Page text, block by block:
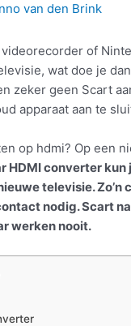
van den Brink
of
wat doe je
zeker geen Scart
apparaat aan te
op hdmi? Op een
HDMI converter
televisie.
nodig. Scart
werken nooit.